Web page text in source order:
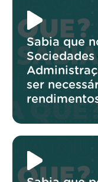
Sabia que
ser